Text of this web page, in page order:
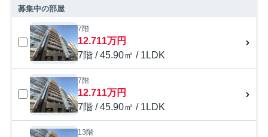
募集中の部屋
7階
12.711万円
7階 / 45.90㎡ / 1LDK
7階
12.711万円
7階 / 45.90㎡ / 1LDK
13階